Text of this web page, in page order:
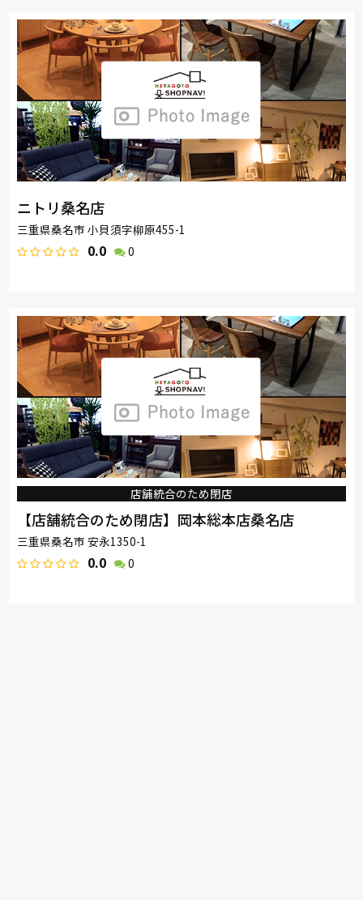
SIMMONS 日本ベッド 綾野製作所 ドリームベッド
Serta TEMPUR Stressless HTLワタリジャパン
サンゲツ PARAMOUNT BED イバタインテリア シラカワ
MARUICHI
ニトリ桑名店
三重県桑名市 小貝須字柳原455-1
0.0 0
店舗統合のため閉店
【店舗統合のため閉店】岡本総本店桑名店
三重県桑名市 安永1350-1
0.0 0